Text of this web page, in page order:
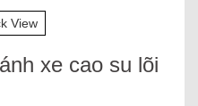
View
xe cao su lõi